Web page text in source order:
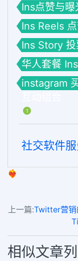
Ins点赞与
Ins Reels
Ins Story 投
华人套餐
instagram
1
社交软件
❤️‍🔥
上一篇:Twitter营销
相似文章